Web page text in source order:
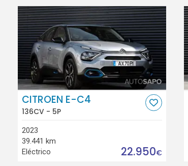
CITROEN E-C4
136CV - 5P
2023
39.441 km
Eléctrico
22.950€